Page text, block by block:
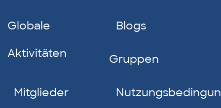
Globale
Aktivitäten
Blogs
Gruppen
Mitglieder